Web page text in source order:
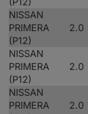
NISSAN
PRIMERA
(P12)
2.0
NISSAN
PRIMERA
(P12)
2.0
NISSAN
PRIMERA
2.0